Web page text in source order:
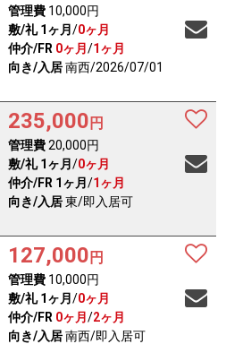
管理費10,000円
敷/礼 1ヶ月 /0ヶ月
仲介/FR 0ヶ月 /1ヶ月
向き/入居南西/2026/07/01
235,000 円
管理費20,000円
敷/礼 1ヶ月 /0ヶ月
仲介/FR 1ヶ月 /1ヶ月
向き/入居東/即入居可
127,000 円
管理費10,000円
敷/礼 1ヶ月 /0ヶ月
仲介/FR 0ヶ月 /2ヶ月
向き/入居南西/即入居可